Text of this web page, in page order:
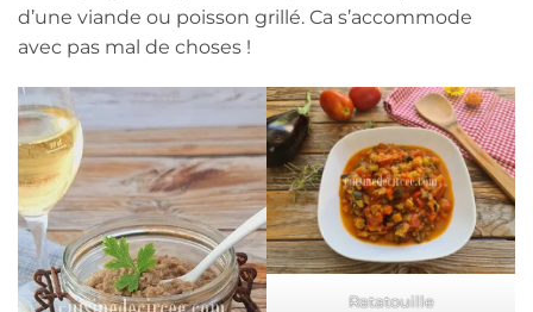
d’une viande ou poisson grillé. Ca s’accommode
avec pas mal de choses !
Ratatouille